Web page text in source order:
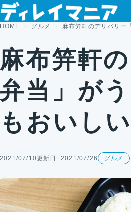
コンテンツへスキップ
HOME グルメ 麻布笄軒のデリバリー
麻布笄軒
弁当」が
もおいし
2021/07/10更新日: 2021/07/26 グルメ